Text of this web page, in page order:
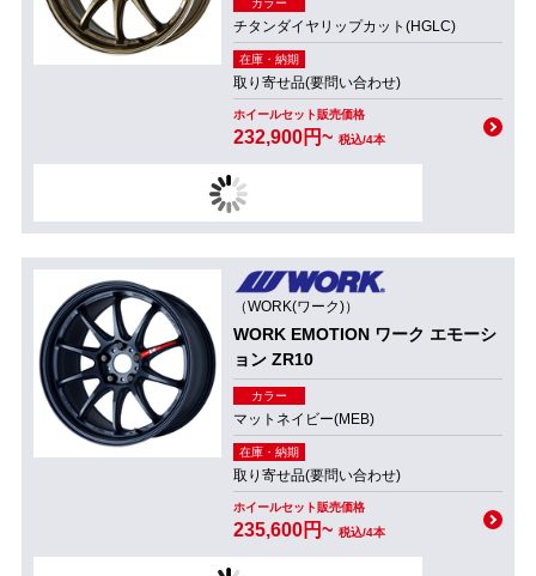
カラー
チタンダイヤリップカット(HGLC)
在庫・納期
取り寄せ品(要問い合わせ)
ホイールセット販売価格
232,900円~ 税込/4本
（WORK(ワーク)）
WORK EMOTION ワーク エモーシ
ョン ZR10
カラー
マットネイビー(MEB)
在庫・納期
取り寄せ品(要問い合わせ)
ホイールセット販売価格
235,600円~ 税込/4本